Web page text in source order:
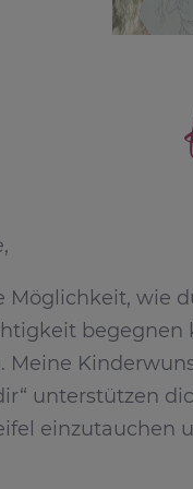
Möglichkeit, wie
begegnen
Meine
unterstützen
einzutauchen